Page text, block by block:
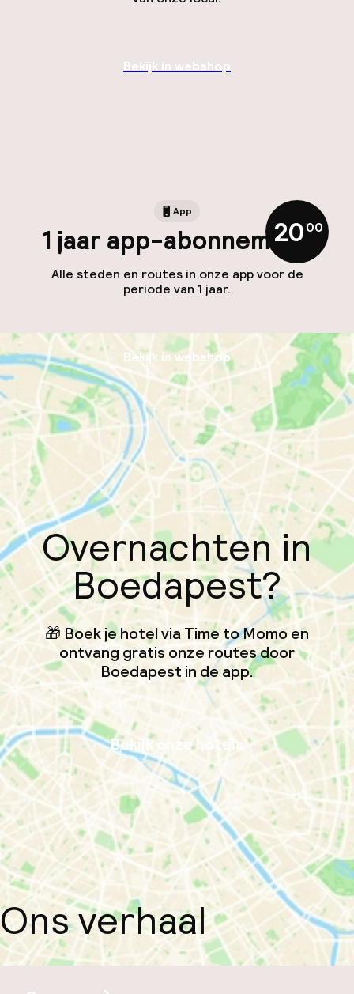
Bekijk in webshop
App
1 jaar app-abonnement
Alle steden en routes in onze app voor de
periode van 1 jaar.
20,00
Bekijk in webshop
Overnachten in
Boedapest?
🎁 Boek je hotel via Time to Momo en
ontvang gratis onze routes door
Boedapest in de app.
Bekijk onze hotels
Ons verhaal